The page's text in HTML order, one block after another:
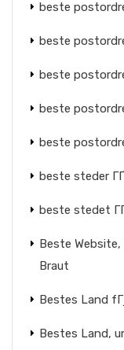
beste
beste
beste
beste
beste
beste steder
beste stedet
Beste
Braut
Bestes Land
Bestes Land,